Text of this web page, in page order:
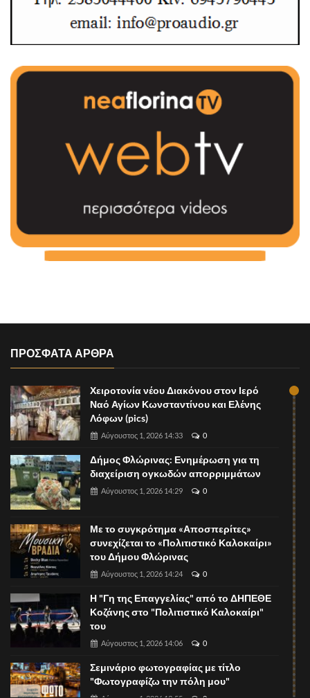
ΠΡΟΣΦΑΤΑ ΑΡΘΡΑ
Χειροτονία νέου Διακόνου στον Ιερό
Ναό Αγίων Κωνσταντίνου και Ελένης
Λόφων (pics)
Αύγουστος 1, 2026 14:33 0
Δήμος Φλώρινας: Ενημέρωση για τη
διαχείριση ογκωδών απορριμμάτων
Αύγουστος 1, 2026 14:29 0
Με το συγκρότημα «Αποσπερίτες»
συνεχίζεται το «Πολιτιστικό Καλοκαίρι»
του Δήμου Φλώρινας
Αύγουστος 1, 2026 14:24 0
Η "Γη της Επαγγελίας" από το ΔΗΠΕΘΕ
Κοζάνης στο "Πολιτιστικό Καλοκαίρι"
του
Αύγουστος 1, 2026 14:06 0
Σεμινάριο φωτογραφίας με τίτλο
"Φωτογραφίζω την πόλη μου"